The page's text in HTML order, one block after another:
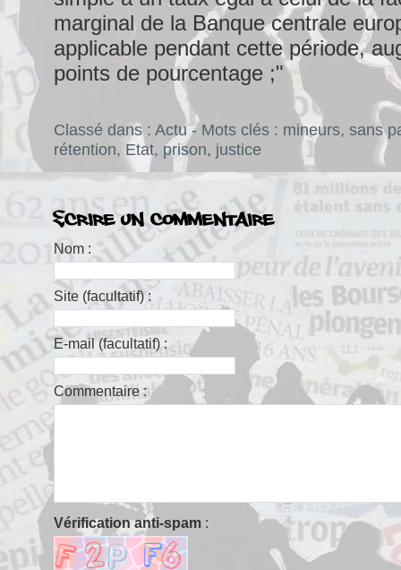
marginal de la Banque centrale
applicable pendant cette période,
points de pourcentage ;"
Classé dans : Actu- Mots clés : mineurs, sans
rétention, Etat, prison, justice
Écrire un commentaire
Nom :
Site (facultatif) :
E-mail (facultatif) :
Commentaire :
Vérification anti-spam :